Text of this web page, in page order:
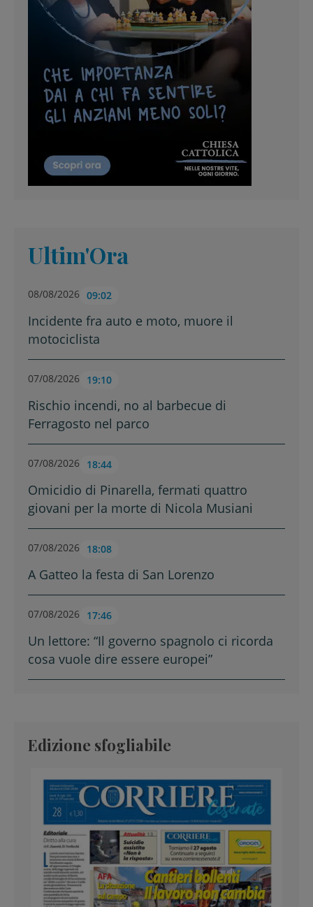
Ultim'Ora
08/08/2026 09:02
Incidente fra auto e moto, muore il
motociclista
07/08/2026 19:10
Rischio incendi, no al barbecue di
Ferragosto nel parco
07/08/2026 18:44
Omicidio di Pinarella, fermati quattro
giovani per la morte di Nicola Musiani
07/08/2026 18:08
A Gatteo la festa di San Lorenzo
07/08/2026 17:46
Un lettore: “Il governo spagnolo ci ricorda
cosa vuole dire essere europei”
Edizione sfogliabile